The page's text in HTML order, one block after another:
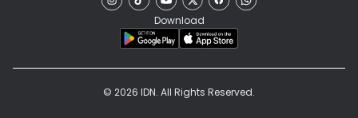
Download
© 2026 IDN. All Rights Reserved.